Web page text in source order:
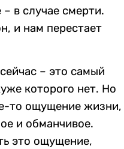
в случае смерти.
и нам перестает
– это самый
которого нет. Но
то ощущение жизни,
и обманчивое.
это ощущение,